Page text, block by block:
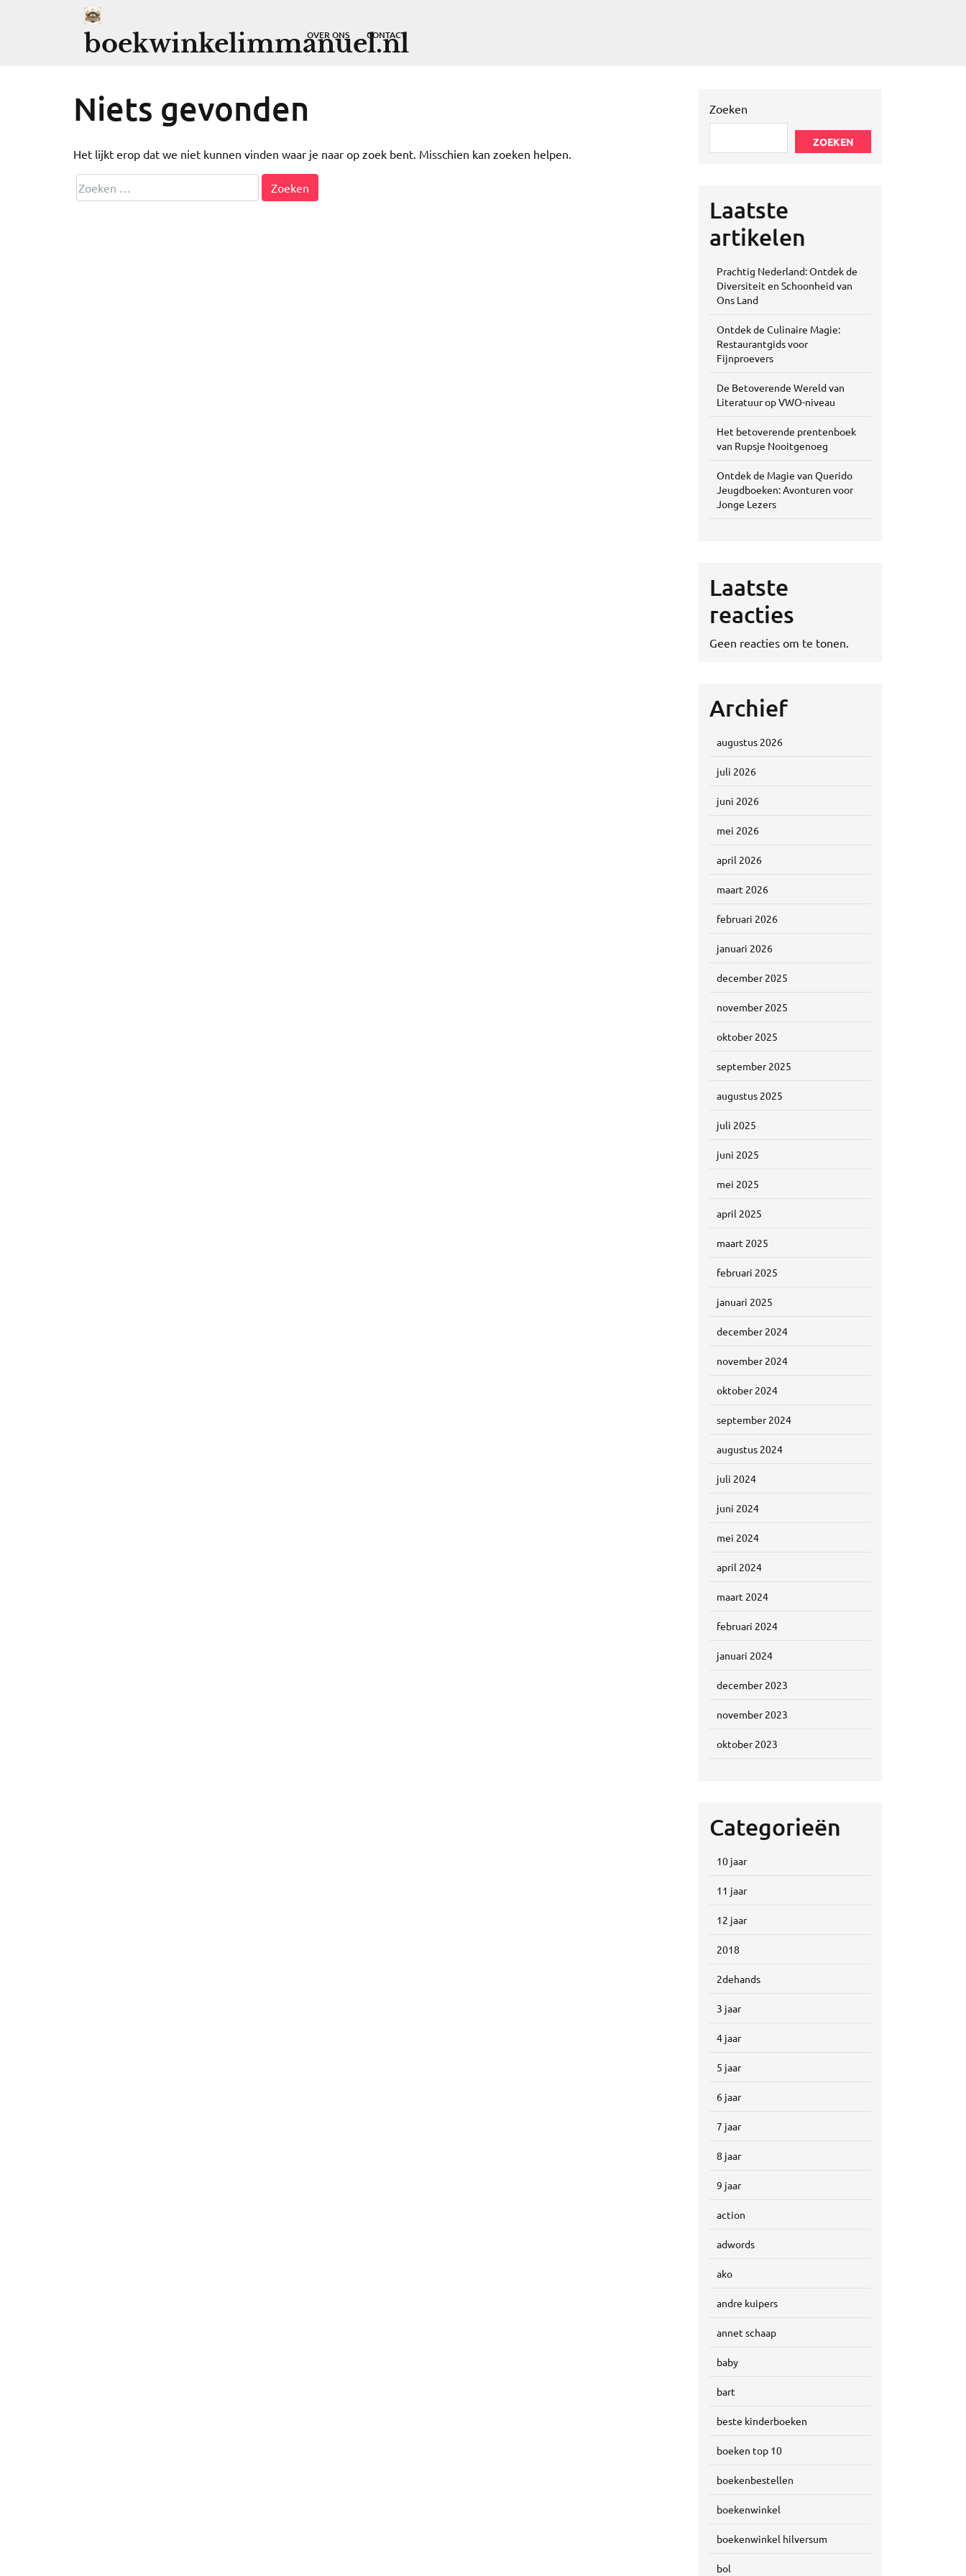
boekwinkelimmanuel.nl
OVER ONS CONTACT
Niets gevonden
Het lijkt erop dat we niet kunnen vinden waar je naar op zoek bent. Misschien kan zoeken helpen.
Zoeken
ZOEKEN
Laatste
artikelen
Prachtig Nederland: Ontdek de
Diversiteit en Schoonheid van
Ons Land
Ontdek de Culinaire Magie:
Restaurantgids voor
Fijnproevers
De Betoverende Wereld van
Literatuur op VWO-niveau
Het betoverende prentenboek
van Rupsje Nooitgenoeg
Ontdek de Magie van Querido
Jeugdboeken: Avonturen voor
Jonge Lezers
Laatste
reacties
Geen reacties om te tonen.
Archief
augustus 2026
juli 2026
juni 2026
mei 2026
april 2026
maart 2026
februari 2026
januari 2026
december 2025
november 2025
oktober 2025
september 2025
augustus 2025
juli 2025
juni 2025
mei 2025
april 2025
maart 2025
februari 2025
januari 2025
december 2024
november 2024
oktober 2024
september 2024
augustus 2024
juli 2024
juni 2024
mei 2024
april 2024
maart 2024
februari 2024
januari 2024
december 2023
november 2023
oktober 2023
Categorieën
10 jaar
11 jaar
12 jaar
2018
2dehands
3 jaar
4 jaar
5 jaar
6 jaar
7 jaar
8 jaar
9 jaar
action
adwords
ako
andre kuipers
annet schaap
baby
bart
beste kinderboeken
boeken top 10
boekenbestellen
boekenwinkel
boekenwinkel hilversum
bol